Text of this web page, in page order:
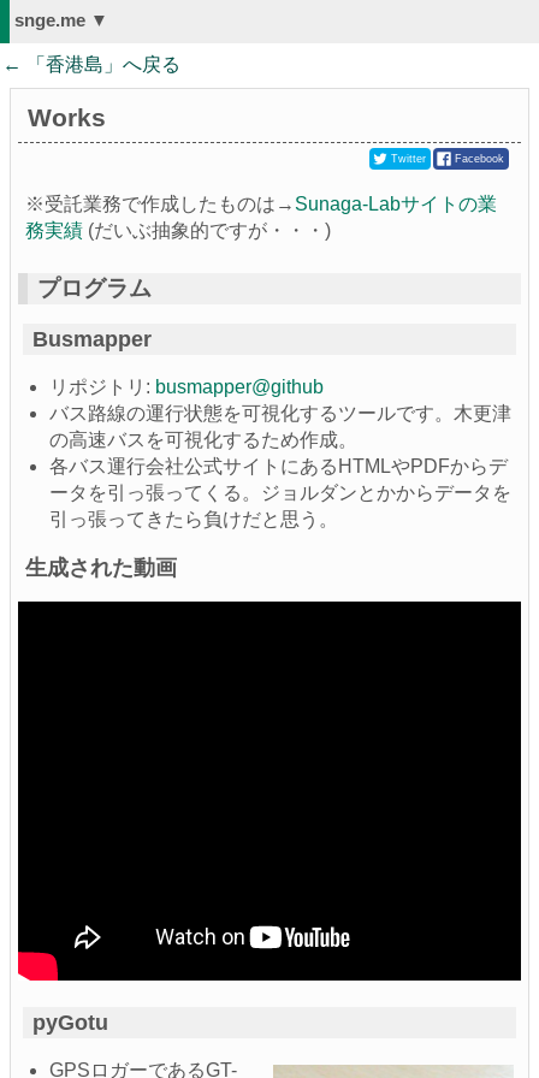
snge.me ▼
← 「 香港島 」へ戻る
Works
Twitter Facebook
※受託業務で作成したものは→ Sunaga-Labサイトの業
務実績 (だいぶ抽象的ですが・・・)
プログラム
Busmapper
リポジトリ: busmapper@github
バス路線の運行状態を可視化するツールです。木更津
の高速バスを可視化するため作成。
各バス運行会社公式サイトにあるHTMLやPDFからデ
ータを引っ張ってくる。ジョルダンとかからデータを
引っ張ってきたら負けだと思う。
生成された動画
pyGotu
GPSロガーであるGT-